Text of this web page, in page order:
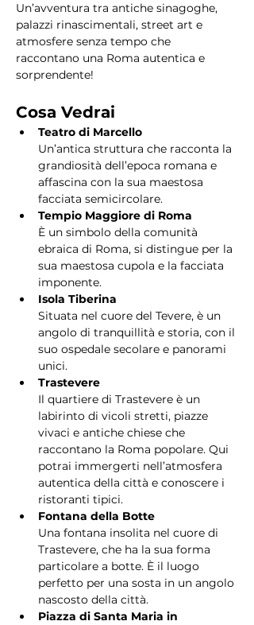
Un’avventura tra antiche sinagoghe,
palazzi rinascimentali, street art e
atmosfere senza tempo che
raccontano una Roma autentica e
sorprendente!
Cosa Vedrai
Teatro di Marcello
Un’antica struttura che racconta la
grandiosità dell’epoca romana e
affascina con la sua maestosa
facciata semicircolare.
Tempio Maggiore di Roma
È un simbolo della comunità
ebraica di Roma, si distingue per la
sua maestosa cupola e la facciata
imponente.
Isola Tiberina
Situata nel cuore del Tevere, è un
angolo di tranquillità e storia, con il
suo ospedale secolare e panorami
unici.
Trastevere
Il quartiere di Trastevere è un
labirinto di vicoli stretti, piazze
vivaci e antiche chiese che
raccontano la Roma popolare. Qui
potrai immergerti nell’atmosfera
autentica della città e conoscere i
ristoranti tipici.
Fontana della Botte
Una fontana insolita nel cuore di
Trastevere, che ha la sua forma
particolare a botte. È il luogo
perfetto per una sosta in un angolo
nascosto della città.
Piazza di Santa Maria in